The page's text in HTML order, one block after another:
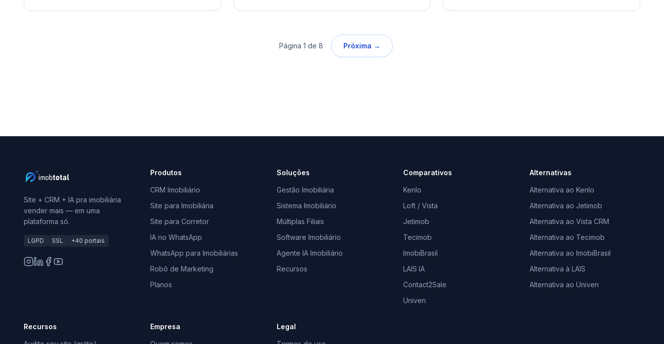
Página 1 de 8 Próxima →
Site + CRM + IA pra imobiliária
vender mais — em uma
plataforma só.
LGPD SSL +40 portais
Produtos
CRM Imobiliário
Site para Imobiliária
Site para Corretor
IA no WhatsApp
WhatsApp para Imobiliárias
Robô de Marketing
Planos
Soluções
Gestão Imobiliária
Sistema Imobiliário
Múltiplas Filiais
Software Imobiliário
Agente IA Imobiliário
Recursos
Comparativos
Kenlo
Loft / Vista
Jetimob
Tecimob
ImobiBrasil
LAIS IA
Contact2Sale
Univen
Alternativas
Alternativa ao Kenlo
Alternativa ao Jetimob
Alternativa ao Vista CRM
Alternativa ao Tecimob
Alternativa ao ImobiBrasil
Alternativa à LAIS
Alternativa ao Univen
Recursos Empresa Legal